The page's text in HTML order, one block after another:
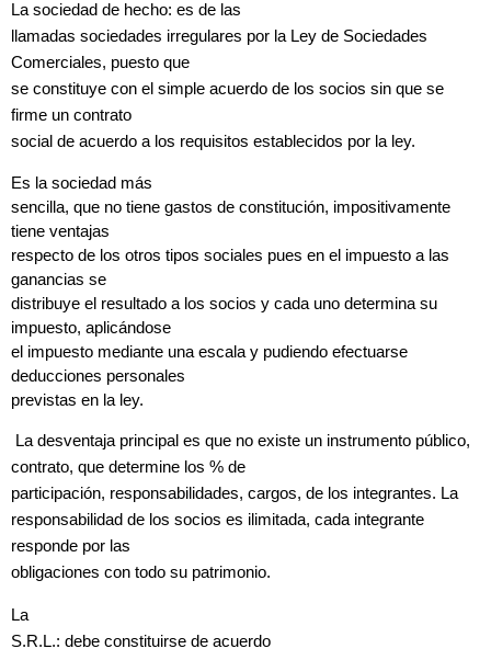
La sociedad de hecho: es de las
llamadas sociedades irregulares por la Ley de Sociedades
Comerciales, puesto que
se constituye con el simple acuerdo de los socios sin que se
firme un contrato
social de acuerdo a los requisitos establecidos por la ley.
Es la sociedad más
sencilla, que no tiene gastos de constitución, impositivamente
tiene ventajas
respecto de los otros tipos sociales pues en el impuesto a las
ganancias se
distribuye el resultado a los socios y cada uno determina su
impuesto, aplicándose
el impuesto mediante una escala y pudiendo efectuarse
deducciones personales
previstas en la ley.
La desventaja principal es que no existe un instrumento público,
contrato, que determine los % de
participación, responsabilidades, cargos, de los integrantes. La
responsabilidad de los socios es ilimitada, cada integrante
responde por las
obligaciones con todo su patrimonio.
La
S.R.L.: debe constituirse de acuerdo